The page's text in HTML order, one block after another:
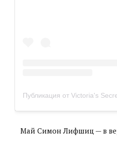
Публикация от Victoria's
Май Симон Лифшиц — в